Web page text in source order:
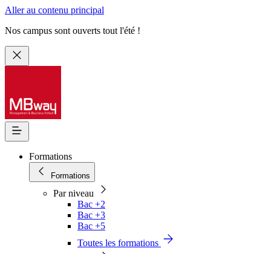
Aller au contenu principal
Nos campus sont ouverts tout l'été !
Formations
Formations
Par niveau
Bac +2
Bac +3
Bac +5
Toutes les formations